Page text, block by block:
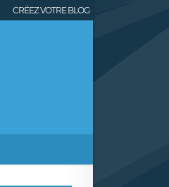
CRÉEZ VOTRE BLOG